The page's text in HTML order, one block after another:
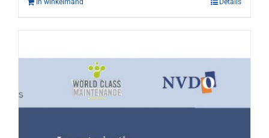
In winkelmand Details